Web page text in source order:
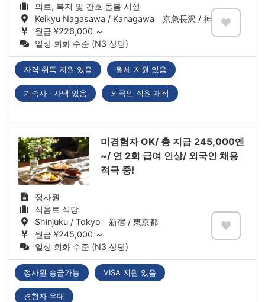
의료, 복지 및 간호 돌봄 시설
Keikyu Nagasawa / Kanagawa 京急長沢 / 神奈川県
월급 ¥226,000 ～
일상 회화 수준 (N3 상당)
자격 취득 지원 있음 월세 지원 있음
기숙사 · 사택 있음 외국인 직원 재적
미경험자 OK/ 총 지급 245,000엔
~/ 연 2회 급여 인상/ 외국인 채용
적극 중!
정사원
식음료 식당
Shinjuku / Tokyo 新宿 / 東京都
월급 ¥245,000 ～
일상 회화 수준 (N3 상당)
정사원 승급가능 VISA 지원 있음
경험자 우대